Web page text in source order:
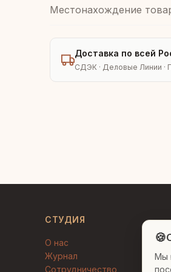
Местонахождение
Доставка по всей
СДЭК · Деловые Линии ·
СТУДИЯ
О нас
Журнал
Сотрудничество
🍪
Мы